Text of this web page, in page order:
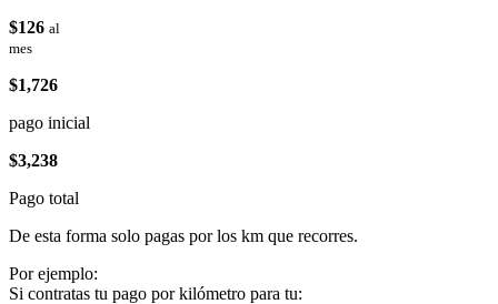
$126 al
mes
$1,726
pago inicial
$3,238
Pago total
De esta forma solo pagas por los km que recorres.
Por ejemplo:
Si contratas tu pago por kilómetro para tu: